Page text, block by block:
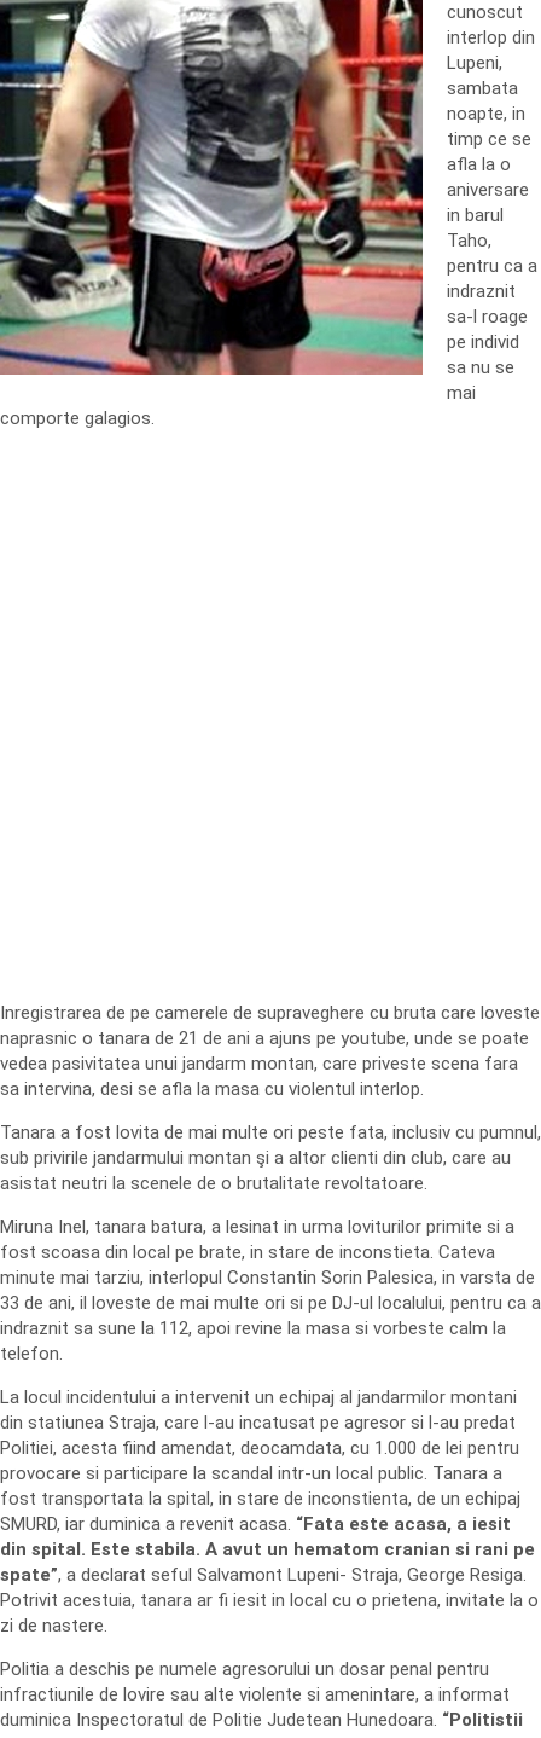
cunoscut
interlop din
Lupeni,
sambata
noapte, in
timp ce se
afla la o
aniversare
in barul
Taho,
pentru ca a
indraznit
sa-l roage
pe individ
sa nu se
mai
comporte galagios.
Inregistrarea de pe camerele de supraveghere cu bruta care loveste
naprasnic o tanara de 21 de ani a ajuns pe youtube, unde se poate
vedea pasivitatea unui jandarm montan, care priveste scena fara
sa intervina, desi se afla la masa cu violentul interlop.
Tanara a fost lovita de mai multe ori peste fata, inclusiv cu pumnul,
sub privirile jandarmului montan şi a altor clienti din club, care au
asistat neutri la scenele de o brutalitate revoltatoare.
Miruna Inel, tanara batura, a lesinat in urma loviturilor primite si a
fost scoasa din local pe brate, in stare de inconstieta. Cateva
minute mai tarziu, interlopul Constantin Sorin Palesica, in varsta de
33 de ani, il loveste de mai multe ori si pe DJ-ul localului, pentru ca a
indraznit sa sune la 112, apoi revine la masa si vorbeste calm la
telefon.
La locul incidentului a intervenit un echipaj al jandarmilor montani
din statiunea Straja, care l-au incatusat pe agresor si l-au predat
Politiei, acesta fiind amendat, deocamdata, cu 1.000 de lei pentru
provocare si participare la scandal intr-un local public. Tanara a
fost transportata la spital, in stare de inconstienta, de un echipaj
SMURD, iar duminica a revenit acasa. “Fata este acasa, a iesit
din spital. Este stabila. A avut un hematom cranian si rani pe
spate”, a declarat seful Salvamont Lupeni- Straja, George Resiga.
Potrivit acestuia, tanara ar fi iesit in local cu o prietena, invitate la o
zi de nastere.
Politia a deschis pe numele agresorului un dosar penal pentru
infractiunile de lovire sau alte violente si amenintare, a informat
duminica Inspectoratul de Politie Judetean Hunedoara. “Politistii